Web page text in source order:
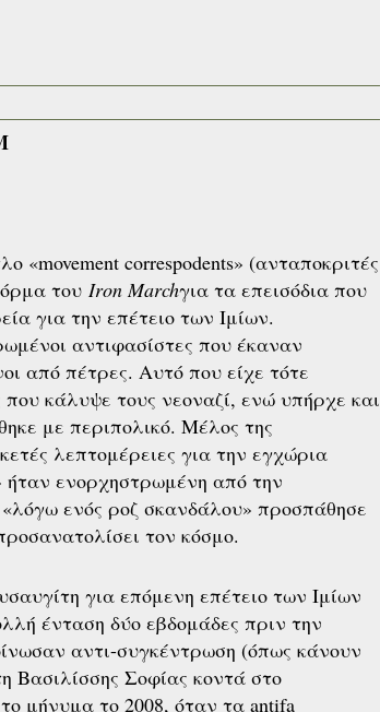
«movement correspodents» (ανταποκριτές
του Iron Marchγια τα επεισόδια που
για την επέτειο των Ιμίων.
αντιφασίστες που έκαναν
από πέτρες. Αυτό που είχε τότε
κάλυψε τους νεοναζί, ενώ υπήρχε και
με περιπολικό. Μέλος της
λεπτομέρειες για την εγχώρια
ήταν ενορχηστρωμένη από την
ενός ροζ σκανδάλου» προσπάθησε
τον κόσμο.
για επόμενη επέτειο των Ιμίων
ένταση δύο εβδομάδες πριν την
αντι-συγκέντρωση (όπως κάνουν
Βασιλίσσης Σοφίας κοντά στο
μήνυμα το 2008, όταν τα antifa